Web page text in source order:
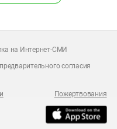
на Интернет-СМИ
согласия
Пожертвования